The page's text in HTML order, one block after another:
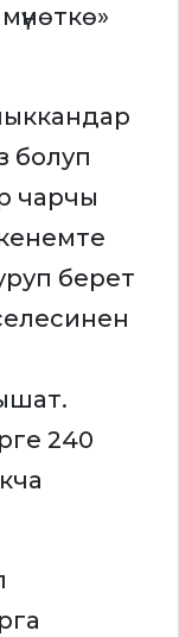
болуп
чарчы
берет
240